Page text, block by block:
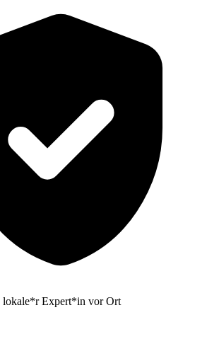
Expert*in vor Ort